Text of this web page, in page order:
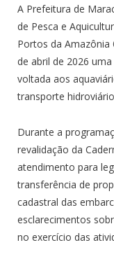
A Prefeitura de
de Pesca e
Portos da Amazônia
de abril de 2026
voltada aos
transporte
Durante a
revalidação da
atendimento para
transferência de
cadastral das
esclarecimentos
no exercício das